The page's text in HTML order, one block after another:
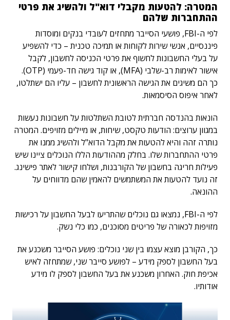
המטרה: להטעות מקבלי דוא"ל ולהשיג את פרטי
ההתחברות שלהם
לפי ה-FBI, פושעי הסייבר מתחזים לעובדי בנקים ומוסדות
פיננסיים, אנשי שירות לקוחות או תמיכה טכנית – כדי להשפיע
על בעלי החשבונות לחשוף את פרטי הכניסה לחשבון, לקבל
אישור לאימות רב-שלבי (MFA), או קוד גישה חד-פעמי (OTP).
כך הם משיגים את הגישה הראשונית לחשבון – עליו הם ישתלטו,
לאחר איפוס הסיסמאות.
הונאות בהנדסה חברתית לטובת השתלטות על חשבונות נעשות
במגוון ערוצים: הודעות טקסט, שיחות, או מיילים מזויפים. המטרה
נותרה זהה והיא להטעות את מקבל הדוא"ל ולהשיג ממנו את
פרטי ההתחברות שלו. בחלק מההודעות הללו הנוכלים ציינו שיש
פעילות חריגה בחשבון של הקורבנות, ושלחו קישור לאתר פישינג.
זה נועד להטעות את המשתמשים להאמין שהם מדווחים על
ההונאה.
לפי ה-FBI, נמצאו גם נוכלים שהתריעו לבעל החשבון על רכישות
מזויפות לכאורה של פריטים מסוכנים, כמו כלי נשק.
כך, הקורבן מוצא עצמו בין שני נוכלים: פושע הסייבר משכנע את
בעל החשבון לספק מידע – לפושע סייבר שני, שמתחזה לאיש
אכיפת חוק. האחרון משכנע את בעל החשבון לספק לו מידע
אודותיו.